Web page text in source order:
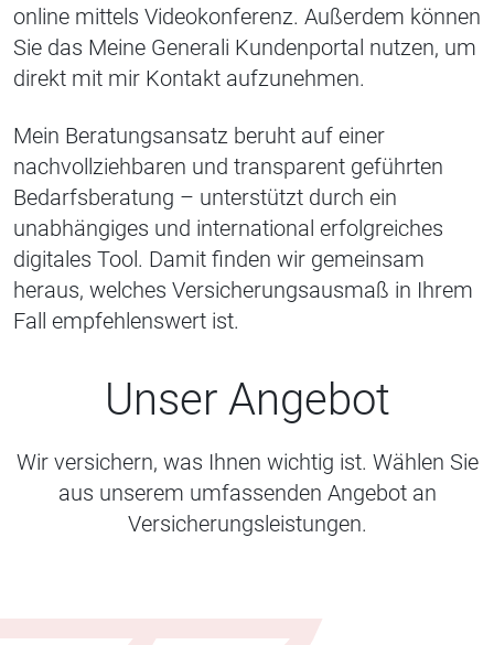
online mittels Videokonferenz. Außerdem können
Sie das Meine Generali Kundenportal nutzen, um
direkt mit mir Kontakt aufzunehmen.
Mein Beratungsansatz beruht auf einer
nachvollziehbaren und transparent geführten
Bedarfsberatung – unterstützt durch ein
unabhängiges und international erfolgreiches
digitales Tool. Damit finden wir gemeinsam
heraus, welches Versicherungsausmaß in Ihrem
Fall empfehlenswert ist.
Unser Angebot
Wir versichern, was Ihnen wichtig ist. Wählen Sie
aus unserem umfassenden Angebot an
Versicherungsleistungen.